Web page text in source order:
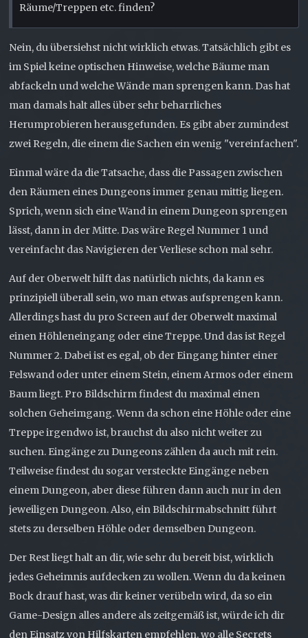
Räume/Treppen etc. finden?
Nein, du übersiehst nicht wirklich etwas. Tatsächlich gibt es
im Spiel keine optischen Hinweise, welche Bäume man
abfackeln und welche Wände man sprengen kann. Das hat
man damals halt alles über sehr beharrliches
Herumprobieren herausgefunden. Es gibt aber zumindest
zwei Regeln, die einem die Sachen ein wenig "vereinfachen".
Einmal wäre da die Tatsache, dass die Passagen zwischen
den Räumen eines Dungeons immer genau mittig liegen.
Sprich, wenn sich eine Wand in einem Dungeon sprengen
lässt, dann in der Mitte. Das wäre Regel Nummer 1 und
vereinfacht das Navigieren der Verliese schon mal sehr.
Auf der Oberwelt hilft das natürlich nichts, da kann es
prinzipiell überall sein, wo man etwas aufsprengen kann.
Allerdings hast du pro Screen auf der Oberwelt maximal
einen Höhleneingang oder eine Treppe. Und das ist Regel
Nummer 2. Dabei ist es egal, ob der Eingang hinter einer
Felswand oder unter einem Stein, einem Armos oder einem
Baum liegt. Pro Bildschirm findest du maximal einen
solchen Geheimgang. Wenn da schon eine Höhle oder eine
Treppe irgendwo ist, brauchst du also nicht weiter zu
suchen. Eingänge zu Dungeons zählen da auch mit rein.
Teilweise findest du sogar versteckte Eingänge neben
einem Dungeon, aber diese führen dann auch nur in den
jeweiligen Dungeon. Also, ein Bildschirmabschnitt führt
stets zu derselben Höhle oder demselben Dungeon.
Der Rest liegt halt an dir, wie sehr du bereit bist, wirklich
jedes Geheimnis aufdecken zu wollen. Wenn du da keinen
Bock drauf hast, was dir keiner verübeln wird, da so ein
Game-Design alles andere als zeitgemäß ist, würde ich dir
den Einsatz von Hilfskarten empfehlen, wo alle Secrets